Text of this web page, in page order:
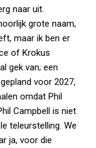
naar uit.
grote naam,
maar ik ben er
of Krokus
gek van; een
voor 2027,
omdat Phil
Campbell is niet
teleurstelling. We
ja, voor die